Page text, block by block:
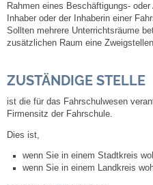
Haushalt 2026
Redaktionsstatut für das
Notdienste
Rahmen eines Beschäftigungs-
Inhaber oder der Inhaberin einer
Sollten mehrere Unterrichtsräume
zusätzlichen Raum eine
ZUSTÄNDIGE STELLE
ist die für das Fahrschulwesen
Firmensitz der Fahrschule.
Dies ist,
wenn Sie in einem Stadtkreis
wenn Sie in einem Landkreis